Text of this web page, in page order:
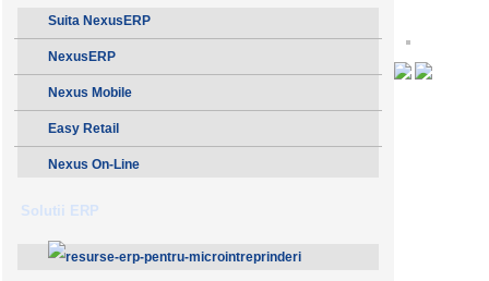
Suita NexusERP
NexusERP
Nexus Mobile
Easy Retail
Nexus On-Line
Solutii ERP